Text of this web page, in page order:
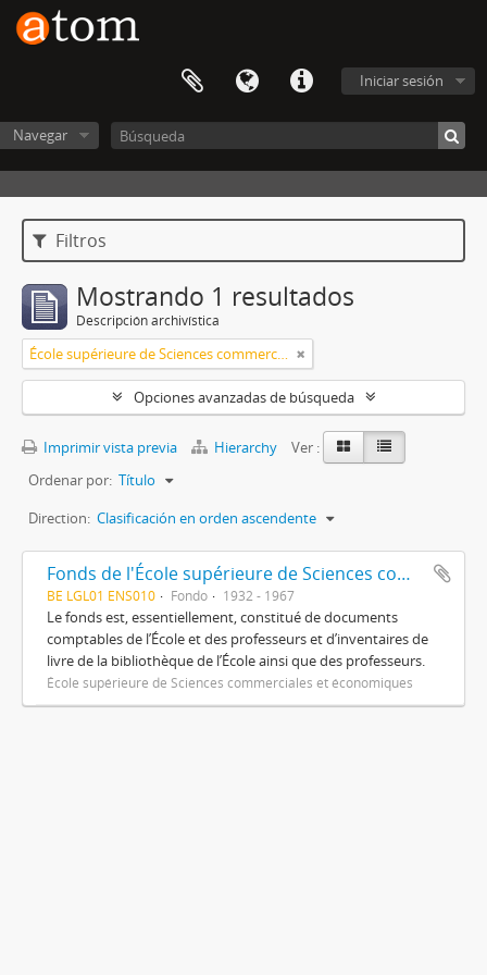
Iniciar sesión
Navegar
Filtros
Mostrando 1 resultados
Descripción archivística
École supérieure de Sciences commerciales et économiques
Opciones avanzadas de búsqueda
Imprimir vista previa Hierarchy
Ver :
Ordenar por: Título
Direction: Clasificación en orden ascendente
Fonds de l'École supérieure de Sciences commerciales et économiques
BE LGL01 ENS010 Fondo 1932 - 1967
Le fonds est, essentiellement, constitué de documents
comptables de l’École et des professeurs et d’inventaires de
livre de la bibliothèque de l’École ainsi que des professeurs.
École supérieure de Sciences commerciales et économiques